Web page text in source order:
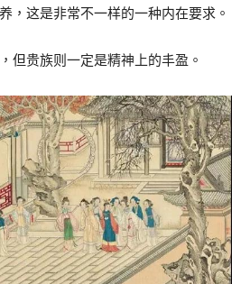
，这是非常不一样的一种内在要求。
但贵族则一定是精神上的丰盈。